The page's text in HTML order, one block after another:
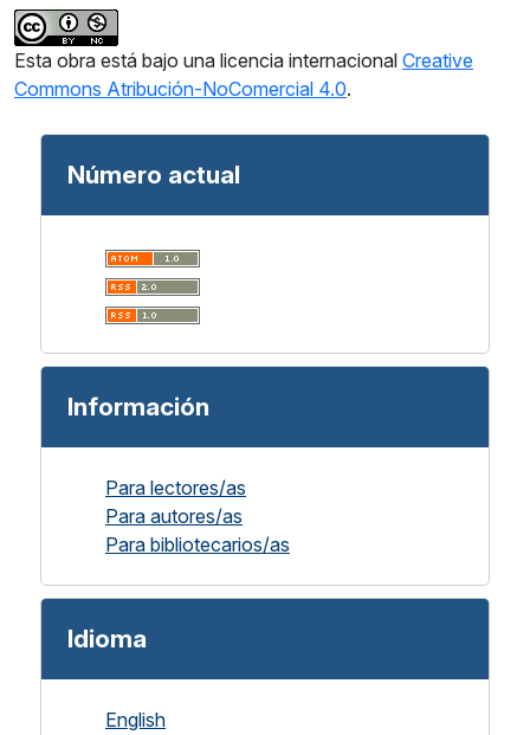
Esta obra está bajo una licencia internacional Creative
Commons Atribución-NoComercial 4.0.
Número actual
Información
Para lectores/as
Para autores/as
Para bibliotecarios/as
Idioma
English